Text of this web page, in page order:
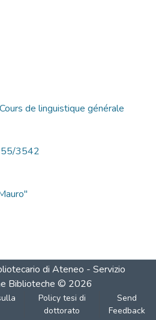
de linguistique générale
3542
di Ateneo - Servizio
Biblioteche © 2026
Policy tesi di
dottorato
Send
Feedback